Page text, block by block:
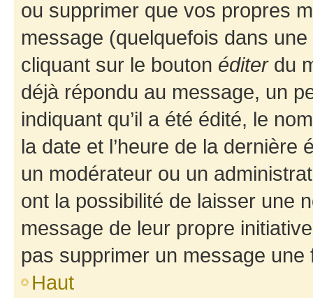
ou supprimer que vos propres
message (quelquefois dans
cliquant sur le bouton éditerdu
déjà répondu au message, un
indiquant qu’il a été édité, le
la date et l’heure de la dernière
un modérateur ou un
ont la possibilité de laisser une
message de leur propre
pas supprimer un message une
Haut